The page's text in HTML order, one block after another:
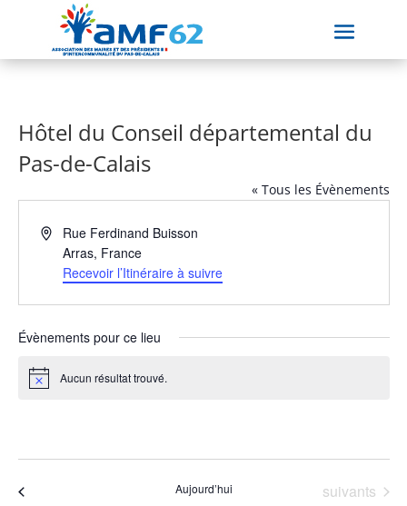
Hôtel du Conseil départemental du
Pas-de-Calais
« Tous les Évènements
AdresseRue Ferdinand Buisson
Arras, France
Recevoir l’Itinéraire à suivre
Évènements pour ce lieu
Notice Aucun résultat trouvé.
date.
Aujourd’hui Évènements
suivants